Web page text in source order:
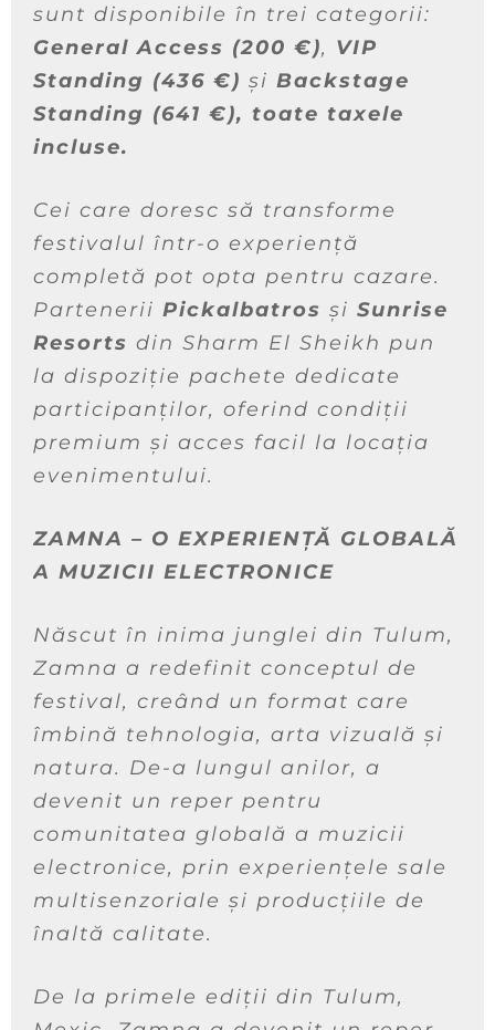
sunt disponibile în trei categorii:
General Access (200 €), VIP
Standing (436 €) și Backstage
Standing (641 €), toate taxele
incluse.
Cei care doresc să transforme
festivalul într-o experiență
completă pot opta pentru cazare.
Partenerii Pickalbatros și Sunrise
Resorts din Sharm El Sheikh pun
la dispoziție pachete dedicate
participanților, oferind condiții
premium și acces facil la locația
evenimentului.
ZAMNA – O EXPERIENȚĂ GLOBALĂ
A MUZICII ELECTRONICE
Născut în inima junglei din Tulum,
Zamna a redefinit conceptul de
festival, creând un format care
îmbină tehnologia, arta vizuală și
natura. De-a lungul anilor, a
devenit un reper pentru
comunitatea globală a muzicii
electronice, prin experiențele sale
multisenzoriale și producțiile de
înaltă calitate.
De la primele ediții din Tulum,